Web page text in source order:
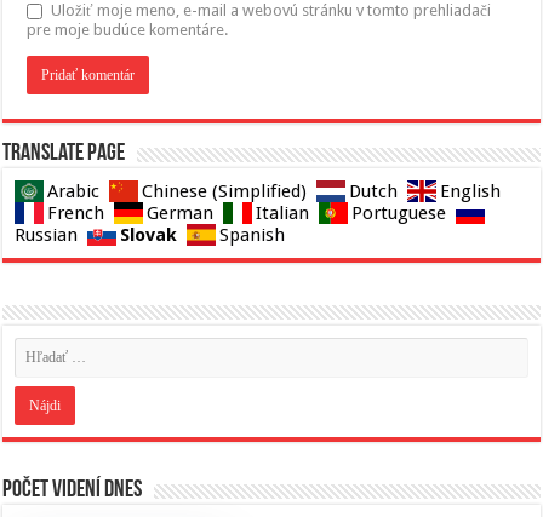
Uložiť moje meno, e-mail a webovú stránku v tomto prehliadači
pre moje budúce komentáre.
Translate page
Arabic Chinese (Simplified) Dutch
English
French
German Italian
Portuguese
Russian
Slovak Spanish
Počet videní dnes